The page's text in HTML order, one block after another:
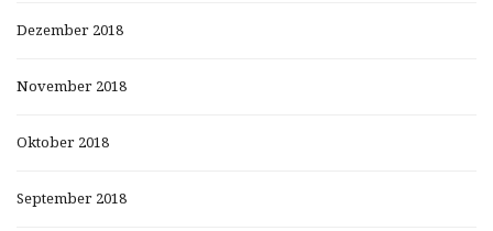
Dezember 2018
November 2018
Oktober 2018
September 2018